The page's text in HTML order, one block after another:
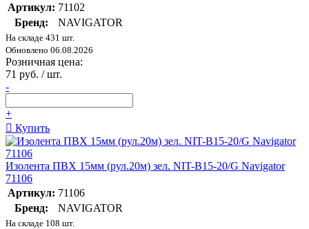
Артикул: 71102
Бренд:
NAVIGATOR
На складе 431 шт.
Обновлено 06.08.2026
Розничная цена:
71 руб. / шт.
-
+
Купить
Изолента ПВХ 15мм (рул.20м) зел. NIT-B15-20/G Navigator
71106
Артикул: 71106
Бренд:
NAVIGATOR
На складе 108 шт.